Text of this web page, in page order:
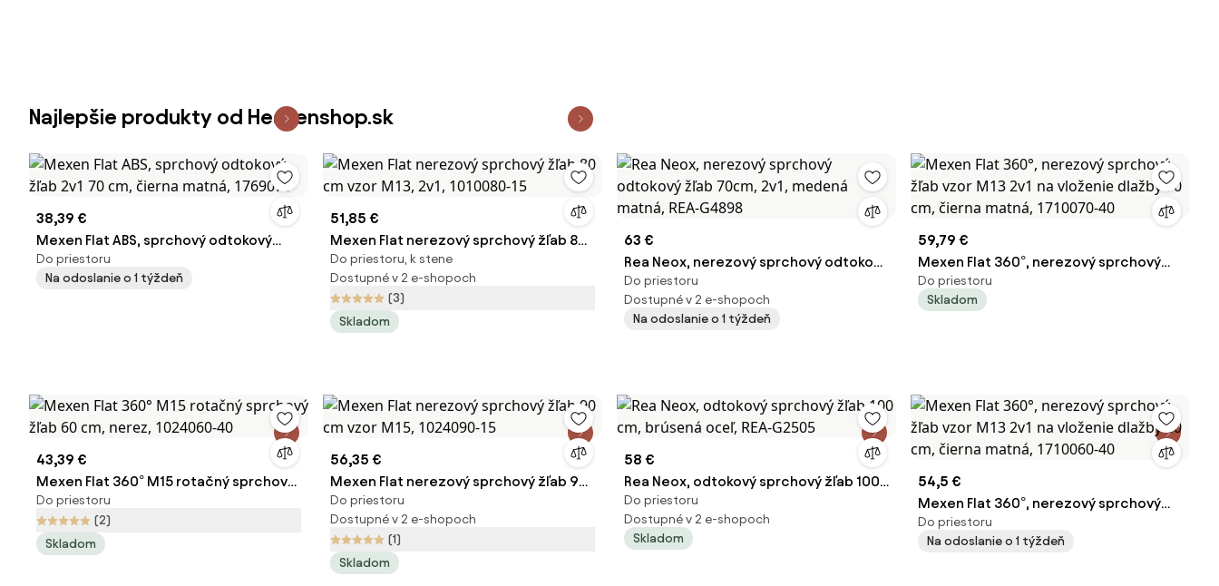
Najlepšie produkty od Heavenshop.sk
38,39 €
Mexen Flat ABS, sprchový odtokový
žľab 2v1 70 cm, čierna matná, 1769070
Do priestoru
Na odoslanie o 1 týždeň
51,85 €
Mexen Flat nerezový sprchový žľab 80
cm vzor M13, 2v1, 1010080-15
Do priestoru, k stene
Dostupné v 2 e-shopoch
(3)
Skladom
63 €
Rea Neox, nerezový sprchový odtokový
žľab 70cm, 2v1, medená matná, REA-
G4898
Do priestoru
Dostupné v 2 e-shopoch
Na odoslanie o 1 týždeň
59,79 €
Mexen Flat 360°, nerezový sprchový
žľab vzor M13 2v1 na vloženie dlažby 70
cm, čierna matná, 1710070-40
Do priestoru
Skladom
43,39 €
Mexen Flat 360° M15 rotačný sprchový
žľab 60 cm, nerez, 1024060-40
Do priestoru
(2)
Skladom
56,35 €
Mexen Flat nerezový sprchový žľab 90
cm vzor M15, 1024090-15
Do priestoru
Dostupné v 2 e-shopoch
(1)
Skladom
58 €
Rea Neox, odtokový sprchový žľab 100
cm, brúsená oceľ, REA-G2505
Do priestoru
Dostupné v 2 e-shopoch
Skladom
54,5 €
Mexen Flat 360°, nerezový sprchový
žľab vzor M13 2v1 na vloženie dlažby 60
cm, čierna matná, 1710060-40
Do priestoru
Na odoslanie o 1 týždeň